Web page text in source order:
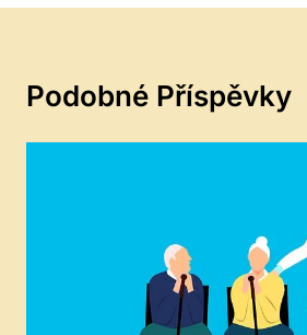
Podobné Příspěvky